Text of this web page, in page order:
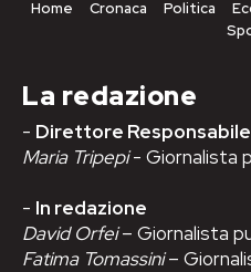
Home Cronaca Politica
La redazione
- Direttore Responsabile
Maria Tripepi- Giornalista
- In redazione
David Orfei– Giornalista
Fatima Tomassini–